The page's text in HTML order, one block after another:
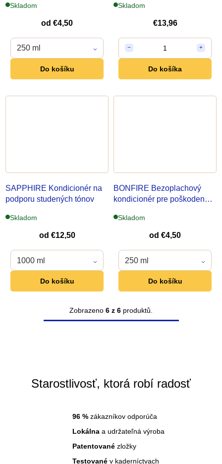
Skladom
od €4,50
250 ml
Do košíku
Skladom
€13,96
− 1 +
Do košíka
SAPPHIRE Kondicionér na
podporu studených tónov
Skladom
od €12,50
1000 ml
Do košíku
BONFIRE Bezoplachový
kondicionér pre poškodené
Skladom
od €4,50
250 ml
Do košíku
d
e
p
Zobrazeno 6 z 6 produktů.
Starostlivosť, ktorá robí radosť
96 % zákazníkov odporúča
Lokálna a udržateľná výroba
Patentované zložky
Testované v kaderníctvach